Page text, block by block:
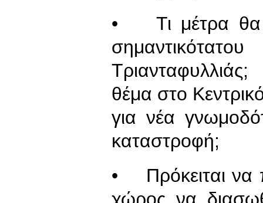
• Τι μέτρα θα
θέμα στο
για νέα
καταστροφή;
• Πρόκειται να